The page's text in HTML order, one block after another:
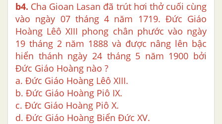
b4. Cha Gioan Lasan đã trút hơi thở cuối cùng
vào ngày 07 tháng 4 năm 1719. Đức Giáo
Hoàng Lêô XIII phong chân phước vào ngày
19 tháng 2 năm 1888 và được nâng lên bậc
hiển thánh ngày 24 tháng 5 năm 1900 bởi
Đức Giáo Hoàng nào ?
a. Đức Giáo Hoàng Lêô XIII.
b. Đức Giáo Hoàng Piô IX.
c. Đức Giáo Hoàng Piô X.
d. Đức Giáo Hoàng Biển Đức XV.